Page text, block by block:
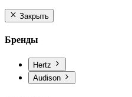
Закрыть
Бренды
Hertz
Audison